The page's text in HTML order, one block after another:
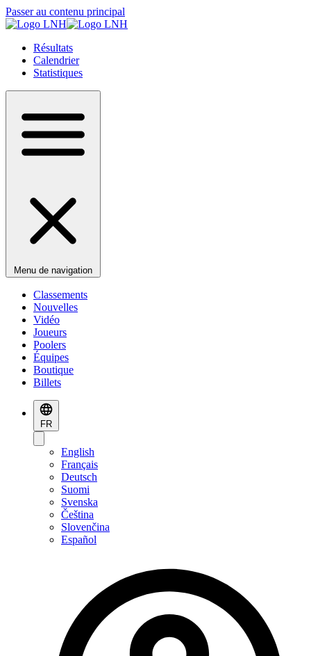
Passer au contenu principal
Résultats
Calendrier
Statistiques
Menu de navigation
Classements
Nouvelles
Vidéo
Joueurs
Poolers
Équipes
Boutique
Billets
FR
English
Français
Deutsch
Suomi
Svenska
Čeština
Slovenčina
Español